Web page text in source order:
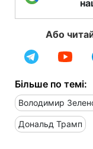
Або
Більше по темі:
Володимир
Дональд Трамп